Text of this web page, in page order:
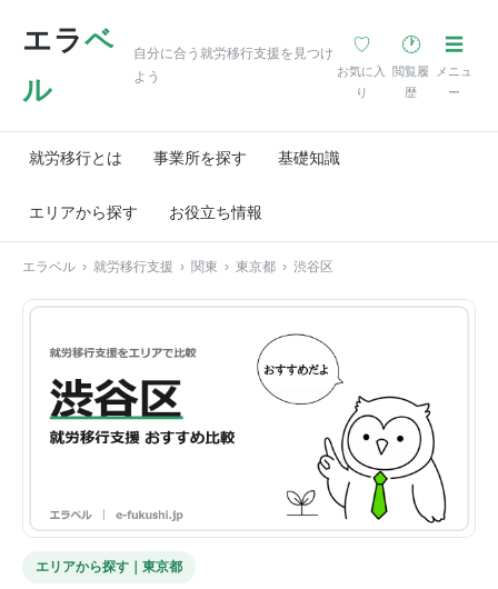
エラベ
ル
自分に合う就労移行支援を見つけ
よう
♡
お気に入
り
🕐
閲覧履
歴
☰
メニュ
ー
就労移行とは 事業所を探す 基礎知識
エリアから探す お役立ち情報
エラベル › 就労移行支援 › 関東 › 東京都 › 渋谷区
エリアから探す｜東京都